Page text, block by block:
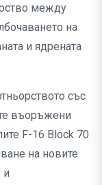
между
на
и ядрената
със
въоръжени
F-16 Block 70
на новите
и